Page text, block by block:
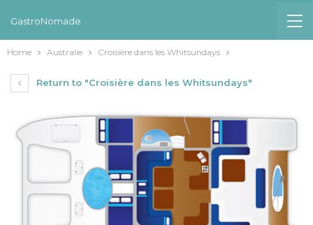
GastroNomade
Home Australie Croisière dans les Whitsundays
Return to "Croisière dans les Whitsundays"